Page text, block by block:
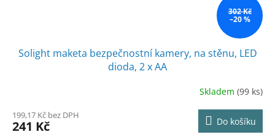
302 Kč
–20 %
Solight maketa bezpečnostní kamery, na stěnu, LED
dioda, 2 x AA
Skladem (99 ks)
199,17 Kč bez DPH
241 Kč Do košíku